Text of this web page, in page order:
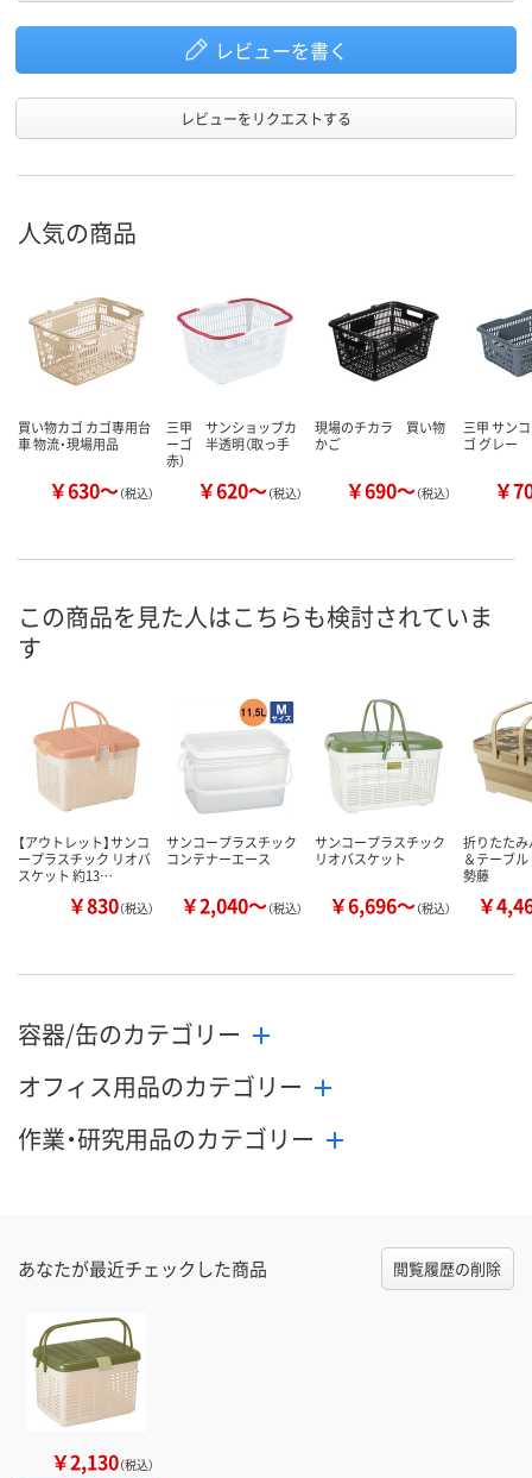
レビューを書く
レビューをリクエストする
人気の商品
買い物カゴ カゴ専用台
車 物流・現場用品
￥630～（税込）
三甲 サンショップカ
ーゴ 半透明（取っ手
赤）
￥620～（税込）
現場のチカラ 買い物
かご
￥690～（税込）
三甲 サン
ゴ グレー
￥
この商品を見た人はこちらも検討されていま
す
【アウトレット】サンコ
ープラスチック リオバ
スケット 約13…
￥830（税込）
サンコープラスチック
コンテナーエース
￥2,040～（税込）
サンコープラスチック
リオバスケット
￥6,696～（税込）
折りたた
＆テーブ
勢藤
￥
容器/缶のカテゴリー
オフィス用品のカテゴリー
作業・研究用品のカテゴリー
あなたが最近チェックした商品 閲覧履歴の削除
￥2,130（税込）